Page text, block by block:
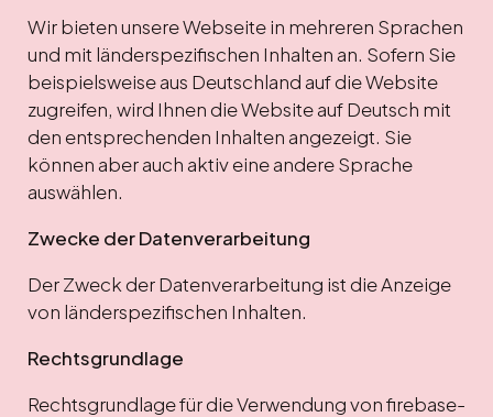
Wir bieten unsere Webseite in mehreren Sprachen
und mit länderspezifischen Inhalten an. Sofern Sie
beispielsweise aus Deutschland auf die Website
zugreifen, wird Ihnen die Website auf Deutsch mit
den entsprechenden Inhalten angezeigt. Sie
können aber auch aktiv eine andere Sprache
auswählen.
Zwecke der Datenverarbeitung
Der Zweck der Datenverarbeitung ist die Anzeige
von länderspezifischen Inhalten.
Rechtsgrundlage
Rechtsgrundlage für die Verwendung von firebase-